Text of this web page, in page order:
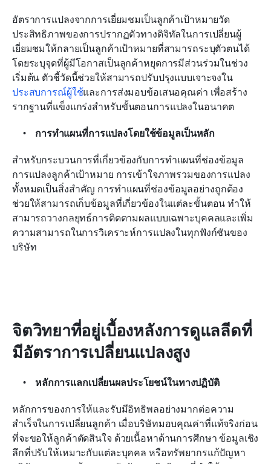
อัตราการแปลงจากการเยี่ยมชมเป็นลูกค้าเป้าหมายวัด
ประสิทธิภาพของการปรากฏตัวทางดิจิทัลในการเปลี่ยนผู้
เยี่ยมชมให้กลายเป็นลูกค้าเป้าหมายที่สามารถระบุตัวตนได้
โดยระบุจุดที่ผู้มีโอกาสเป็นลูกค้าหยุดการมีส่วนร่วมในช่วง
เริ่มต้น ตัวชี้วัดนี้ช่วยให้สามารถปรับปรุงแบบเจาะจงใน
ประสบการณ์ผู้ใช้และการส่งมอบข้อเสนอคุณค่า เพื่อสร้าง
รากฐานที่แข็งแกร่งสำหรับขั้นตอนการแปลงในอนาคต
การทำแผนที่การแปลงโดยใช้ข้อมูลเป็นหลัก
สำหรับกระบวนการที่เกี่ยวข้องกับการทำแผนที่ช่องข้อมูล
การแปลงลูกค้าเป้าหมาย การเข้าใจภาพรวมของการแปลง
ทั้งหมดเป็นสิ่งสำคัญ การทำแผนที่ช่องข้อมูลอย่างถูกต้อง
ช่วยให้สามารถเก็บข้อมูลที่เกี่ยวข้องในแต่ละขั้นตอน ทำให้
สามารถวางกลยุทธ์การติดตามผลแบบเฉพาะบุคคลและเพิ่ม
ความสามารถในการวิเคราะห์การแปลงในทุกฟังก์ชันของ
บริษัท
จิตวิทยาที่อยู่เบื้องหลังการดูแลลีดที่
มีอัตราการเปลี่ยนแปลงสูง
หลักการแลกเปลี่ยนผลประโยชน์ในทางปฏิบัติ
หลักการของการให้และรับมีอิทธิพลอย่างมากต่อความ
สำเร็จในการเปลี่ยนลูกค้า เมื่อบริษัทมอบคุณค่าที่แท้จริงก่อน
ที่จะขอให้ลูกค้าตัดสินใจ ด้วยเนื้อหาด้านการศึกษา ข้อมูลเชิง
ลึกที่ปรับให้เหมาะกับแต่ละบุคคล หรือทรัพยากรแก้ปัญหา